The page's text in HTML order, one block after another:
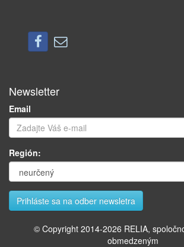
Newsletter
Email
Región:
© Copyright 2014-2026 RELIA,
obmedzeným